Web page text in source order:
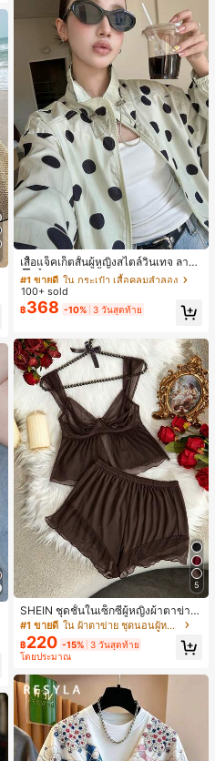
เสื้อแจ็คเก็ตสั้นผู้หญิงสไตล์วินเทจ ลายจุ
ดขนาดใหญ่ คอตั้ง เอวเข้ารูป แขนพอง
ทรงหลวม แฟชั่นอเนกประสงค์ สำหรับใ
ส่ประจำวันและไปเที่ยวพักผ่อน
#1 ขายดี
ใน กระเป๋า เสื้อคลุมลำลอง
ลูกค้ากลับมาซื้อซ้ำ!
#1 ขายดี ใน กระเป๋า เสื้อคลุมลำลอง
ลูกค้ากลับมาซื้อซ้ำ!
#1 ขายดี ใน กระเป๋า เสื้อคลุมลำลอง
ลูกค้ากลับมาซื้อซ้ำ!
#1 ขายดี ใน กระเป๋า เสื้อคลุมลำลอง
100+ sold
฿368 -10% 3 วันสุดท้าย
5
SHEIN ชุดชั้นในเซ็กซี่ผู้หญิงผ้าตาข่าย
มีโครงคัพบาง
#1 ขายดี ใน ผ้าตาข่าย ชุดนอนผู้หญิง
฿220 -15% 3 วันสุดท้าย
โดยประมาณ